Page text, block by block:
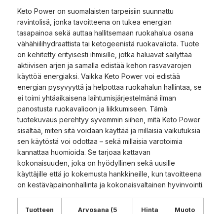
Keto Power on suomalaisten tarpeisiin suunnattu
ravintolisä, jonka tavoitteena on tukea energian
tasapainoa sekä auttaa hallitsemaan ruokahalua osana
vähähiilihydraattista tai ketogeenistä ruokavaliota. Tuote
on kehitetty erityisesti ihmisille, jotka haluavat säilyttää
aktiivisen arjen ja samalla edistää kehon rasvavarojen
käyttöä energiaksi. Vaikka Keto Power voi edistää
energian pysyvyyttä ja helpottaa ruokahalun hallintaa, se
ei toimi yhtäaikaisena laihtumisjärjestelmänä ilman
panostusta ruokavalioon ja liikkumiseen. Tämä
tuotekuvaus perehtyy syvemmin siihen, mitä Keto Power
sisältää, miten sitä voidaan käyttää ja millaisia vaikutuksia
sen käytöstä voi odottaa – sekä millaisia varotoimia
kannattaa huomioida. Se tarjoaa kattavan
kokonaisuuden, joka on hyödyllinen sekä uusille
käyttäjille että jo kokemusta hankkineille, kun tavoitteena
on kestäväpainonhallinta ja kokonaisvaltainen hyvinvointi.
Tuotteen
Arvosana (5
Hinta Muoto